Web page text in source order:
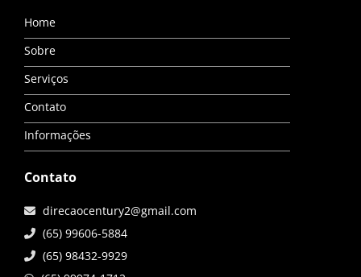
Home
Sobre
Serviços
Contato
Informações
Contato
direcaocentury2@gmail.com
(65) 99606-5884
(65) 98432-9929